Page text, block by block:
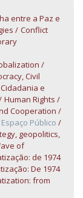
entre a Paz e
Conflict
Civil
e
Human Rights
Cooperation
Público
geopolitics,
of
de 1974
De 1974
from